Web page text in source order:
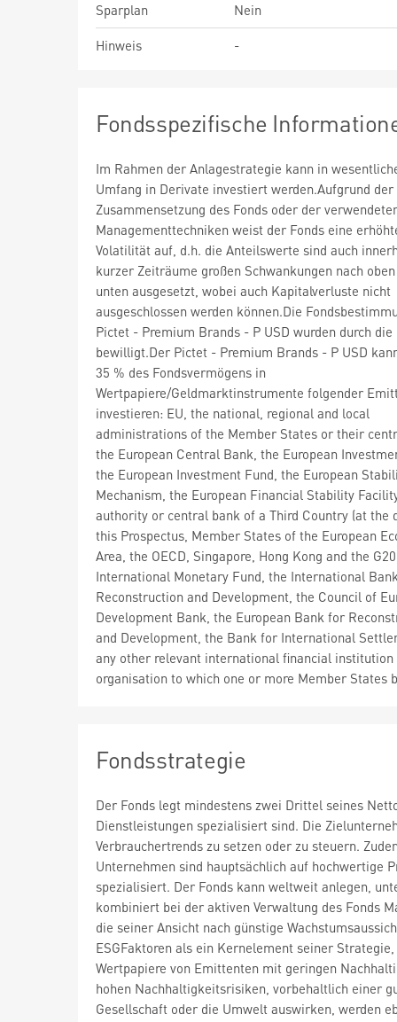
Sparplan
Nein
Hinweis
-
Fondsspezifische
Im Rahmen der Anlagestrategie kann in
Umfang in Derivate investiert werden.Aufgrund der
Zusammensetzung des Fonds oder der
Managementtechniken weist der Fonds eine
Volatilität auf, d.h. die Anteilswerte sind auch
kurzer Zeiträume großen Schwankungen nach
unten ausgesetzt, wobei auch Kapitalverluste nicht
ausgeschlossen werden können.Die
Pictet - Premium Brands - P USD wurden durch die
bewilligt.Der Pictet - Premium Brands - P USD
35 % des Fondsvermögens in
Wertpapiere/Geldmarktinstrumente folgender
investieren: EU, the national, regional and local
administrations of the Member States or their
the European Central Bank, the European
the European Investment Fund, the European
Mechanism, the European Financial Stability
authority or central bank of a Third Country (at the
this Prospectus, Member States of the European
Area, the OECD, Singapore, Hong Kong and the
International Monetary Fund, the International
Reconstruction and Development, the Council of
Development Bank, the European Bank for
and Development, the Bank for International
any other relevant international financial institution
organisation to which one or more Member States
Fondsstrategie
Der Fonds legt mindestens zwei Drittel seines
Dienstleistungen spezialisiert sind. Die
Verbrauchertrends zu setzen oder zu steuern.
Unternehmen sind hauptsächlich auf hochwertige
spezialisiert. Der Fonds kann weltweit anlegen,
kombiniert bei der aktiven Verwaltung des Fonds
die seiner Ansicht nach günstige
ESGFaktoren als ein Kernelement seiner
Wertpapiere von Emittenten mit geringen
hohen Nachhaltigkeitsrisiken, vorbehaltlich einer
Gesellschaft oder die Umwelt auswirken, werden